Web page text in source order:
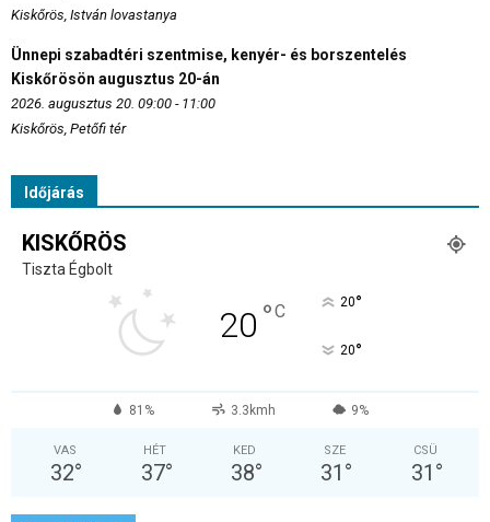
Kiskőrös, István lovastanya
Ünnepi szabadtéri szentmise, kenyér- és borszentelés
Kiskőrösön augusztus 20-án
2026. augusztus 20. 09:00 - 11:00
Kiskőrös, Petőfi tér
Időjárás
KISKŐRÖS
Tiszta Égbolt
20 °C 20°
20°
81% 3.3kmh 9%
VAS
32°
HÉT
37°
KED
38°
SZE
31 °
CSÜ
31 °